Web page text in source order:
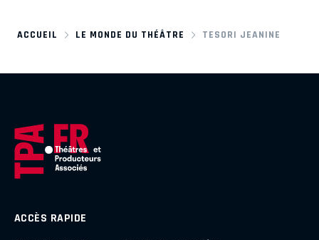
ACCUEIL LE MONDE DU THÉÂTRE TESORI JEANINE
ACCÈS RAPIDE